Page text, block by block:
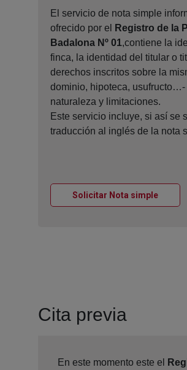
El servicio de nota simple
ofrecido por el
Registro de la
Badalona Nº 01,contiene la
finca, la identidad del titular o
derechos inscritos sobre la
dominio, hipoteca, usufructo…-
naturaleza y limitaciones.
Este servicio incluye, si así se
traducción al inglés de la nota
Solicitar Nota simple
Cita previa
En este momento este el